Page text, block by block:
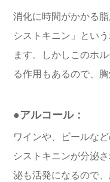
消化に時間がかかる
シストキニン」とい
ます。しかしこのホ
る作用もあるので、
●アルコール：
ワインや、ビールな
シストキニンが分泌
泌も活発になるので